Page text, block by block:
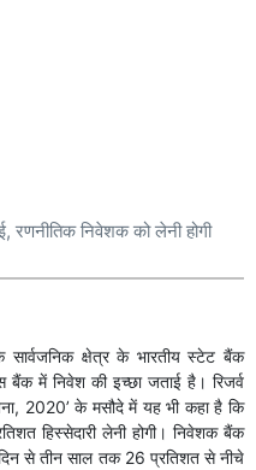
निवेशक को लेनी होगी
सार्वजनिक क्षेत्र के भारतीय स्टेट बैंक
में निवेश की इच्छा जताई है। रिजर्व
2020’ के मसौदे में यह भी कहा है कि
हिस्सेदारी लेनी होगी। निवेशक बैंक
से तीन साल तक 26 प्रतिशत से नीचे